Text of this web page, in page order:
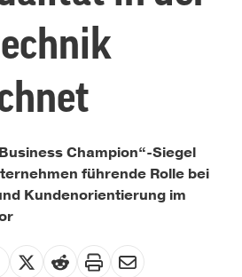
Champion“-Siegel
führende Rolle bei
Kundenorientierung im